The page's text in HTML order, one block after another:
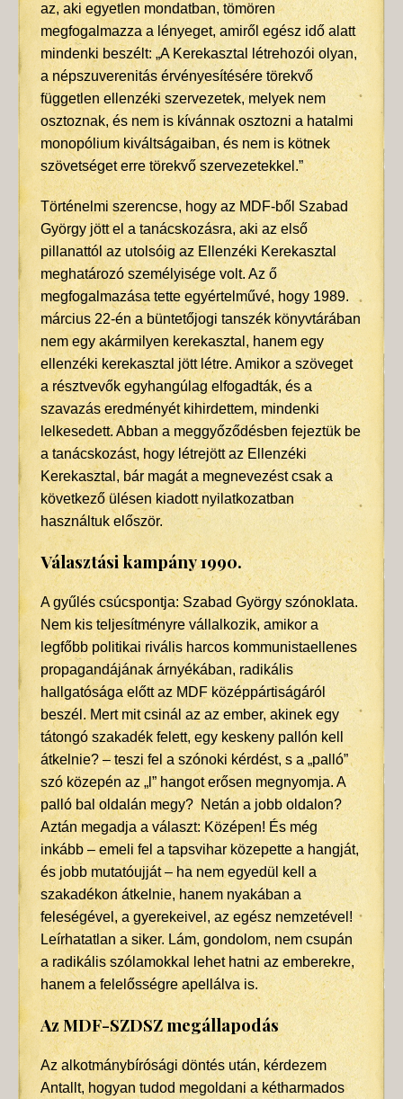
az, aki egyetlen mondatban, tömören
megfogalmazza a lényeget, amiről egész idő alatt
mindenki beszélt: „A Kerekasztal létrehozói olyan,
a népszuverenitás érvényesítésére törekvő
független ellenzéki szervezetek, melyek nem
osztoznak, és nem is kívánnak osztozni a hatalmi
monopólium kiváltságaiban, és nem is kötnek
szövetséget erre törekvő szervezetekkel.”
Történelmi szerencse, hogy az MDF-ből Szabad
György jött el a tanácskozásra, aki az első
pillanattól az utolsóig az Ellenzéki Kerekasztal
meghatározó személyisége volt. Az ő
megfogalmazása tette egyértelművé, hogy 1989.
március 22-én a büntetőjogi tanszék könyvtárában
nem egy akármilyen kerekasztal, hanem egy
ellenzéki kerekasztal jött létre. Amikor a szöveget
a résztvevők egyhangúlag elfogadták, és a
szavazás eredményét kihirdettem, mindenki
lelkesedett. Abban a meggyőződésben fejeztük be
a tanácskozást, hogy létrejött az Ellenzéki
Kerekasztal, bár magát a megnevezést csak a
következő ülésen kiadott nyilatkozatban
használtuk először.
Választási kampány 1990.
A gyűlés csúcspontja: Szabad György szónoklata.
Nem kis teljesítményre vállalkozik, amikor a
legfőbb politikai rivális harcos kommunistaellenes
propagandájának árnyékában, radikális
hallgatósága előtt az MDF középpártiságáról
beszél. Mert mit csinál az az ember, akinek egy
tátongó szakadék felett, egy keskeny pallón kell
átkelnie? – teszi fel a szónoki kérdést, s a „palló”
szó közepén az „l” hangot erősen megnyomja. A
palló bal oldalán megy? Netán a jobb oldalon?
Aztán megadja a választ: Középen! És még
inkább – emeli fel a tapsvihar közepette a hangját,
és jobb mutatóujját – ha nem egyedül kell a
szakadékon átkelnie, hanem nyakában a
feleségével, a gyerekeivel, az egész nemzetével!
Leírhatatlan a siker. Lám, gondolom, nem csupán
a radikális szólamokkal lehet hatni az emberekre,
hanem a felelősségre apellálva is.
Az MDF-SZDSZ megállapodás
Az alkotmánybírósági döntés után, kérdezem
Antallt, hogyan tudod megoldani a kétharmados